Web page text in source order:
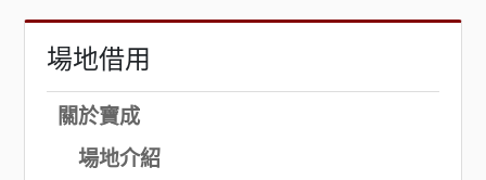
場地借用
關於寶成
場地介紹